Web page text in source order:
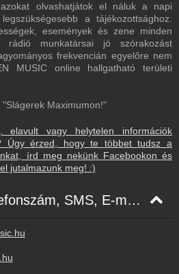
olvashatjátok el náluk a napi
a tájékozottsághoz.
események és zene minden
rádió munkatársai jó szórakozást
frekvencián egyelőre nem
MUSIC online hallgatható területi
Maximumon!"
elavult vagy helytelen információk
Úgy érzed, hogy te többet tudsz a
írd meg nekünk Facebookon és
jutalmazunk meg! :)
Elérhetőségek - Telefonszám, SMS, E-mail, Facebook